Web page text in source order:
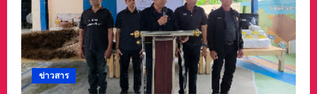
ข่าวสาร